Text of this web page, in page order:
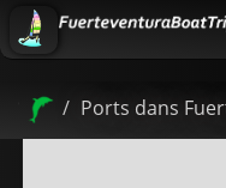
Ports dans